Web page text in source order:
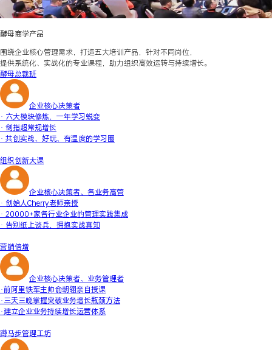
酵母商学产品
围绕企业核心管理需求，打造五大培训产品，针对不同岗位，
提供系统化、实战化的专业课程，助力组织高效运转与持续增长。
酵母总裁班
企业核心决策者
· 六大模块修炼，一年学习蜕变
· 剑指超常规增长
· 共创实战、好玩、有温度的学习圈
组织创新大课
企业核心决策者、各业务高管
· 创始人Cherry老师亲授
· 20000+家各行业企业的管理实践集成
· 告别纸上谈兵，拥抱实战真知
营销倍增
企业核心决策者、业务管理者
·前阿里铁军主帅俞朝翎亲自授课
·三天三晚掌握突破业务增长瓶颈方法
·建立企业业务持续增长运营体系
蹲马步管理工坊